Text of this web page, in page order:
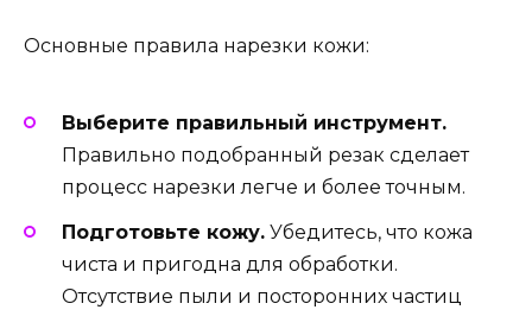
Основные правила нарезки кожи:
Выберите правильный инструмент.
Правильно подобранный резак сделает
процесс нарезки легче и более точным.
Подготовьте кожу. Убедитесь, что кожа
чиста и пригодна для обработки.
Отсутствие пыли и посторонних частиц